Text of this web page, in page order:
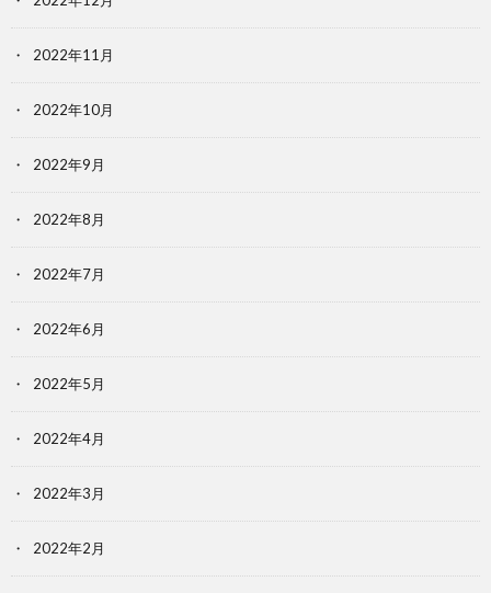
2022年11月
2022年10月
2022年9月
2022年8月
2022年7月
2022年6月
2022年5月
2022年4月
2022年3月
2022年2月